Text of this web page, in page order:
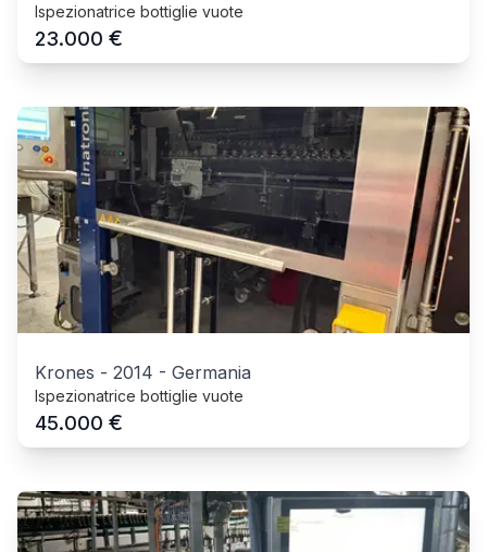
Ispezionatrice bottiglie vuote
23.000 €
Krones - 2014 - Germania
Ispezionatrice bottiglie vuote
45.000 €